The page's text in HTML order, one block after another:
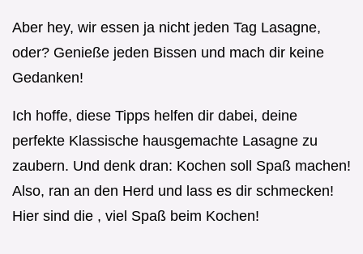
Aber hey, wir essen ja nicht jeden Tag Lasagne,
oder? Genieße jeden Bissen und mach dir keine
Gedanken!
Ich hoffe, diese Tipps helfen dir dabei, deine
perfekte Klassische hausgemachte Lasagne zu
zaubern. Und denk dran: Kochen soll Spaß machen!
Also, ran an den Herd und lass es dir schmecken!
Hier sind die , viel Spaß beim Kochen!